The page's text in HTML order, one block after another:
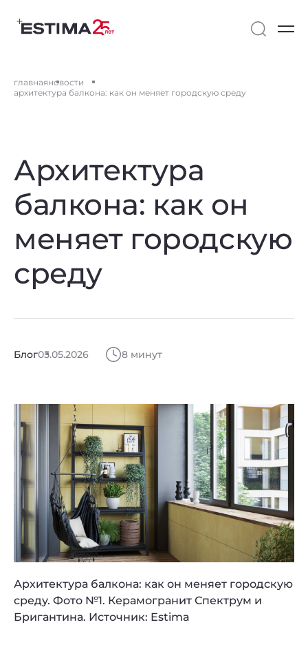
главнаяновости
архитектура балкона: как он меняет городскую среду
Архитектура
балкона: как он
меняет городскую
среду
Блог05.05.2026 8 минут
Архитектура балкона: как он меняет городскую
среду. Фото №1. Керамогранит Спектрум и
Бригантина. Источник: Estima